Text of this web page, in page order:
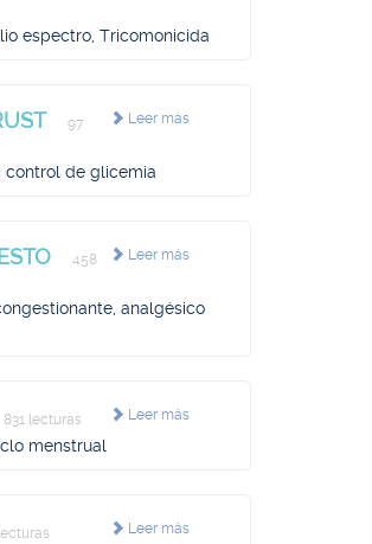
espectro, Tricomonicida
Leer más
97
control de glicemia
Leer más
458
analgésico
Leer más
831 lecturas
menstrual
Leer más